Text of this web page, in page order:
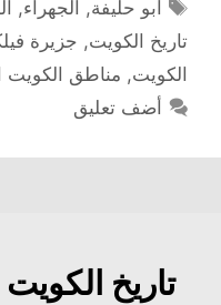
أبو حليفة, الجهراء,
تاريخ الكويت, جزيرة
الكويت, مناطق الكويت
أضف تعليق
تاريخ الكويت